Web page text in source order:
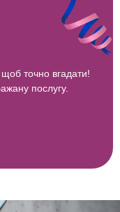
точно вгадати!
послугу.